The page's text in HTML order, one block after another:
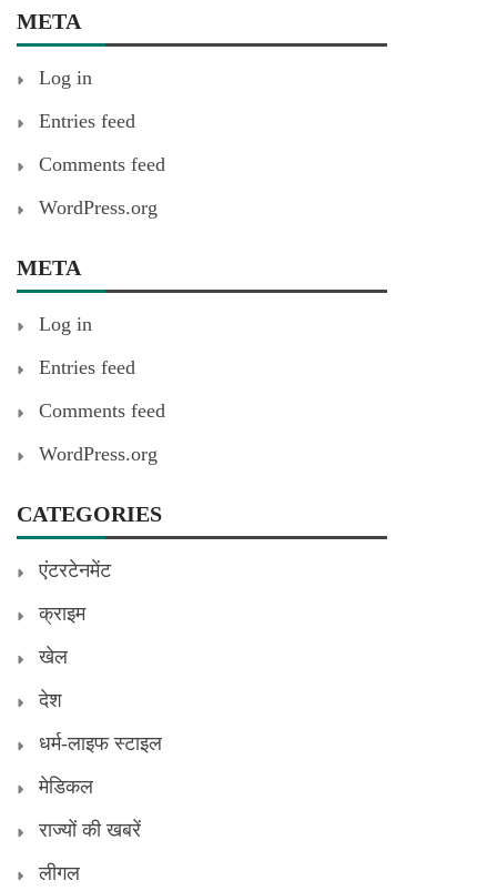
META
Log in
Entries feed
Comments feed
WordPress.org
META
Log in
Entries feed
Comments feed
WordPress.org
CATEGORIES
एंटरटेनमेंट
क्राइम
खेल
देश
धर्म-लाइफ स्टाइल
मेडिकल
राज्यों की खबरें
लीगल